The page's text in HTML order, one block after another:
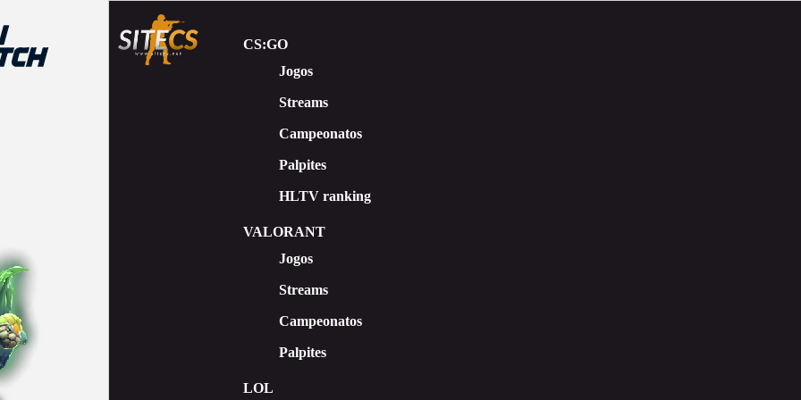
CS:GO
Jogos
Streams
Сampeonatos
Palpites
HLTV ranking
VALORANT
Jogos
Streams
Campeonatos
Palpites
LOL